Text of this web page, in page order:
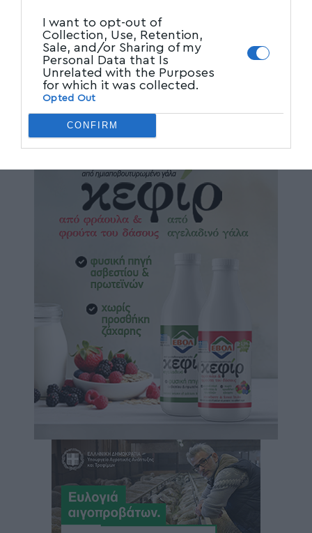
I want to opt-out of
Collection, Use, Retention,
Sale, and/or Sharing of my
Personal Data that Is
Unrelated with the Purposes
for which it was collected.
Opted Out
CONFIRM